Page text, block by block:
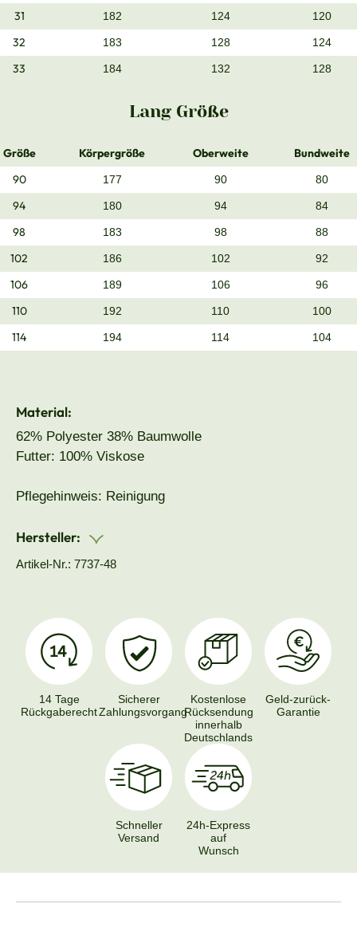
31 182 124 120
32 183 128 124
33 184 132 128
Lang Größe
Größe Körpergröße Oberweite
Bundweite
90
177 90 80
94 180 94 84
98 183 98 88
102 186 102 92
106 189 106 96
110 192 110 100
114 194 114 104
Material:
62% Polyester 38% Baumwolle
Futter: 100% Viskose
Pflegehinweis: Reinigung
Hersteller:
Artikel-Nr.: 7737-48
14 Tage
Rückgaberecht
Sicherer
Zahlungsvorgang
Kostenlose
Rücksendung
innerhalb
Deutschlands
Geld-zurück-
Garantie
Schneller
Versand
24h-Express
auf
Wunsch